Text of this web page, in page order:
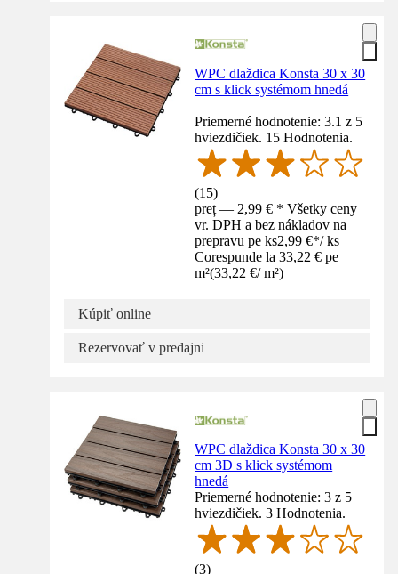
WPC dlaždica Konsta 30 x 30
cm s klick systémom hnedá
Priemerné hodnotenie: 3.1 z 5
hviezdičiek. 15 Hodnotenia.
(15)
preț — 2,99 € * Všetky ceny
vr. DPH a bez nákladov na
prepravu pe ks2,99 €*/ ks
Corespunde la 33,22 € pe
m²(33,22 €/ m²)
Kúpiť online
Rezervovať v predajni
WPC dlaždica Konsta 30 x 30
cm 3D s klick systémom
hnedá
Priemerné hodnotenie: 3 z 5
hviezdičiek. 3 Hodnotenia.
(3)